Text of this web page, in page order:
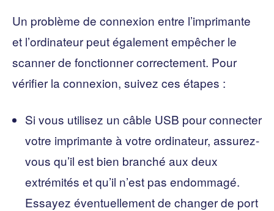
Un problème de connexion entre l’imprimante
et l’ordinateur peut également empêcher le
scanner de fonctionner correctement. Pour
vérifier la connexion, suivez ces étapes :
Si vous utilisez un câble USB pour connecter
votre imprimante à votre ordinateur, assurez-
vous qu’il est bien branché aux deux
extrémités et qu’il n’est pas endommagé.
Essayez éventuellement de changer de port